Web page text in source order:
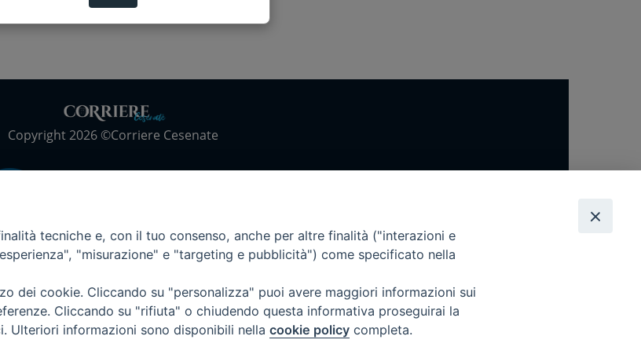
Copyright 2026 ©Corriere Cesenate
tecniche e, con il tuo consenso, anche per altre finalità ("interazioni e
"misurazione" e "targeting e pubblicità") come specificato nella
dei cookie. Cliccando su "personalizza" puoi avere maggiori informazioni sui
Cliccando su "rifiuta" o chiudendo questa informativa proseguirai la
Ulteriori informazioni sono disponibili nella cookie policy completa.